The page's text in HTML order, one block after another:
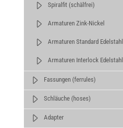
Spiralfit (schälfrei)
Armaturen Zink-Nickel
Armaturen Standard Edelstahl
Armaturen Interlock Edelstahl
Fassungen (ferrules)
Schläuche (hoses)
Adapter